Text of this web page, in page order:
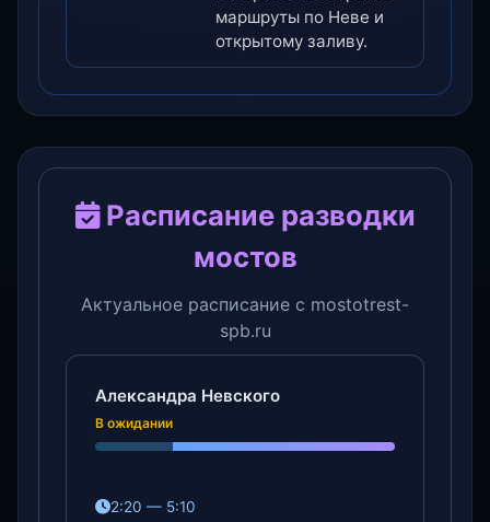
маршруты по Неве и
открытому заливу.
Расписание разводки
мостов
Актуальное расписание с mostotrest-
spb.ru
Александра Невского
В ожидании
2:20 — 5:10